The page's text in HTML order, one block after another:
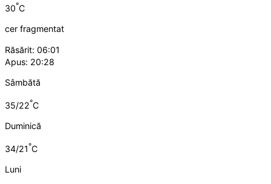
30°C
cer fragmentat
Răsărit: 06:01
Apus: 20:28
Sâmbătă
35/22°C
Duminică
34/21°C
Luni